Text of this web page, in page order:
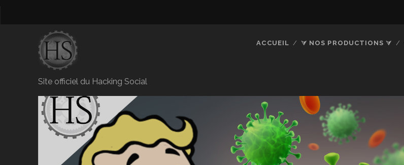
Site officiel du Hacking Social
ACCUEIL ⮛ NOS PRODUCTIONS ⮛